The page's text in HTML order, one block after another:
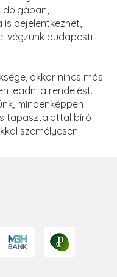
dolgában,
bejelentkezhet,
végzünk budapesti
akkor nincs más
leadni a rendelést.
mindenképpen
tapasztalattal bíró
személyesen